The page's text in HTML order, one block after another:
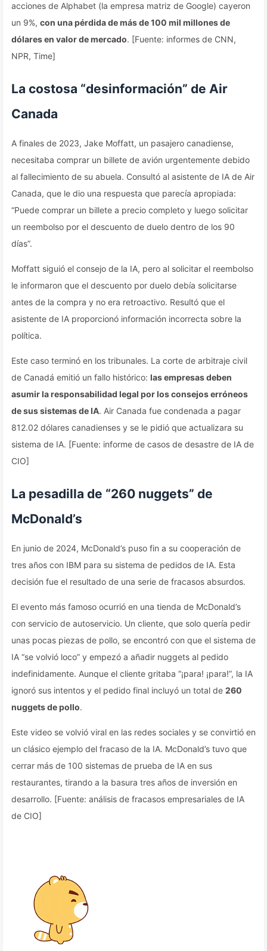
acciones de Alphabet (la empresa matriz de Google) cayeron
un 9%, con una pérdida de más de 100 mil millones de
dólares en valor de mercado. [Fuente: informes de CNN,
NPR, Time]
La costosa “desinformación” de Air
Canada
A finales de 2023, Jake Moffatt, un pasajero canadiense,
necesitaba comprar un billete de avión urgentemente debido
al fallecimiento de su abuela. Consultó al asistente de IA de Air
Canada, que le dio una respuesta que parecía apropiada:
“Puede comprar un billete a precio completo y luego solicitar
un reembolso por el descuento de duelo dentro de los 90
días”.
Moffatt siguió el consejo de la IA, pero al solicitar el reembolso
le informaron que el descuento por duelo debía solicitarse
antes de la compra y no era retroactivo. Resultó que el
asistente de IA proporcionó información incorrecta sobre la
política.
Este caso terminó en los tribunales. La corte de arbitraje civil
de Canadá emitió un fallo histórico: las empresas deben
asumir la responsabilidad legal por los consejos erróneos
de sus sistemas de IA. Air Canada fue condenada a pagar
812.02 dólares canadienses y se le pidió que actualizara su
sistema de IA. [Fuente: informe de casos de desastre de IA de
CIO]
La pesadilla de “260 nuggets” de
McDonald’s
En junio de 2024, McDonald’s puso fin a su cooperación de
tres años con IBM para su sistema de pedidos de IA. Esta
decisión fue el resultado de una serie de fracasos absurdos.
El evento más famoso ocurrió en una tienda de McDonald’s
con servicio de autoservicio. Un cliente, que solo quería pedir
unas pocas piezas de pollo, se encontró con que el sistema de
IA “se volvió loco” y empezó a añadir nuggets al pedido
indefinidamente. Aunque el cliente gritaba “¡para! ¡para!”, la IA
ignoró sus intentos y el pedido final incluyó un total de 260
nuggets de pollo.
Este video se volvió viral en las redes sociales y se convirtió en
un clásico ejemplo del fracaso de la IA. McDonald’s tuvo que
cerrar más de 100 sistemas de prueba de IA en sus
restaurantes, tirando a la basura tres años de inversión en
desarrollo. [Fuente: análisis de fracasos empresariales de IA
de CIO]